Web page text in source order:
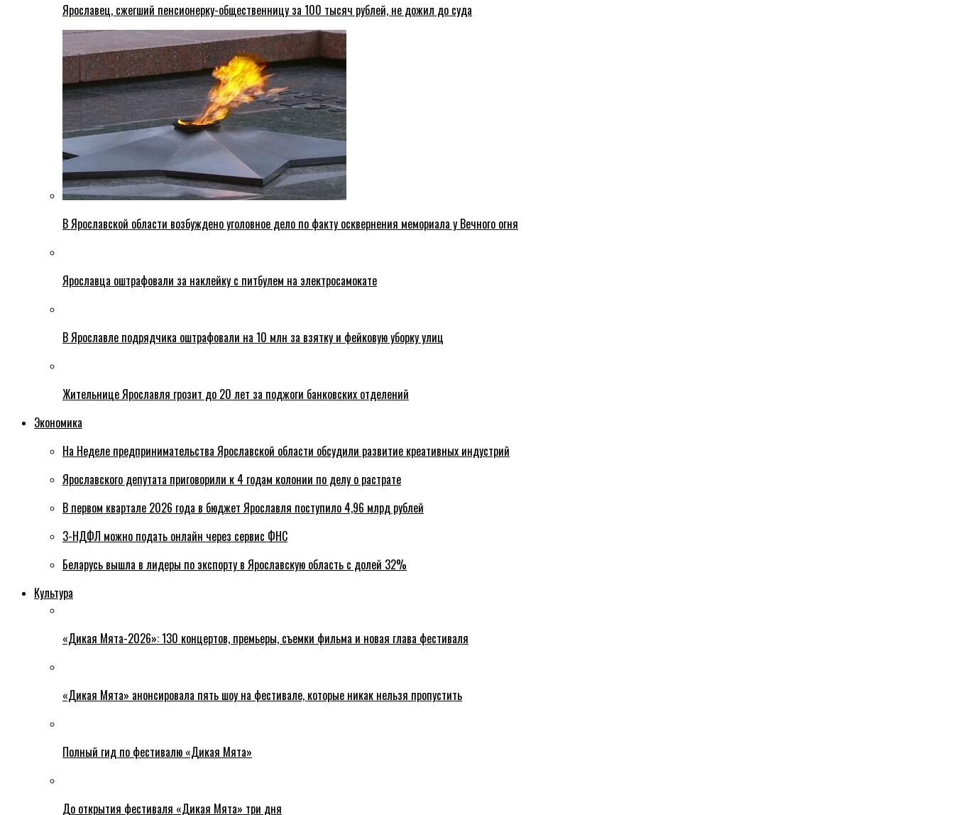
Ярославец, сжегший пенсионерку-общественницу за 100 тысяч рублей, не дожил до суда
В Ярославской области возбуждено уголовное дело по факту осквернения мемориала у Вечного огня
Ярославца оштрафовали за наклейку с питбулем на электросамокате
В Ярославле подрядчика оштрафовали на 10 млн за взятку и фейковую уборку улиц
Жительнице Ярославля грозит до 20 лет за поджоги банковских отделений
Экономика
На Неделе предпринимательства Ярославской области обсудили развитие креативных индустрий
Ярославского депутата приговорили к 4 годам колонии по делу о растрате
В первом квартале 2026 года в бюджет Ярославля поступило 4,96 млрд рублей
3-НДФЛ можно подать онлайн через сервис ФНС
Беларусь вышла в лидеры по экспорту в Ярославскую область с долей 32%
Культура
«Дикая Мята-2026»: 130 концертов, премьеры, съемки фильма и новая глава фестиваля
«Дикая Мята» анонсировала пять шоу на фестивале, которые никак нельзя пропустить
Полный гид по фестивалю «Дикая Мята»
До открытия фестиваля «Дикая Мята» три дня